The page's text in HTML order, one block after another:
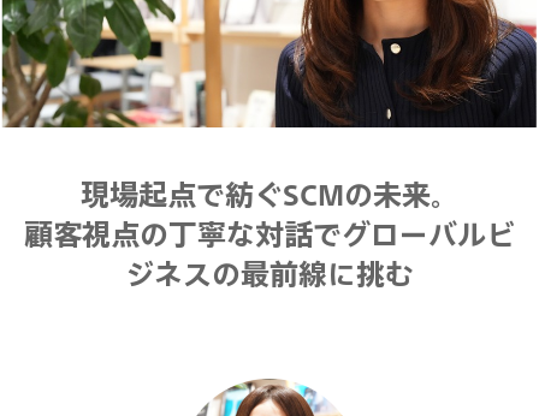
現場起点で紡ぐSCMの未来。
顧客視点の丁寧な対話でグローバルビ
ジネスの最前線に挑む